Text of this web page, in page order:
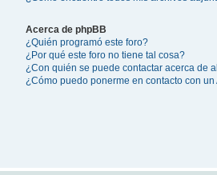
Acerca de phpBB
¿Quién programó este foro?
¿Por qué este foro no tiene tal cosa?
¿Con quién se puede contactar acerca de
¿Cómo puedo ponerme en contacto con